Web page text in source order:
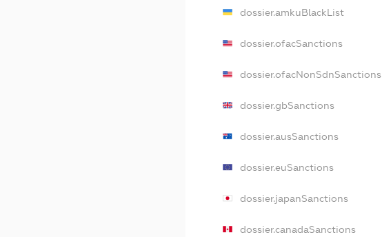
dossier.amkuBlackList
dossier.ofacSanctions
dossier.ofacNonSdnSanctions
dossier.gbSanctions
dossier.ausSanctions
dossier.euSanctions
dossier.japanSanctions
dossier.canadaSanctions